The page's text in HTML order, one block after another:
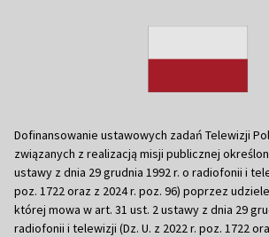
Dofinansowanie ustawowych zadań Telewizji
związanych z realizacją misji publicznej
ustawy z dnia 29 grudnia 1992 r. o radiofonii i
poz. 1722 oraz z 2024 r. poz. 96) poprzez
której mowa w art. 31 ust. 2 ustawy z dnia 29
radiofonii i telewizji (Dz. U. z 2022 r. poz. 1722